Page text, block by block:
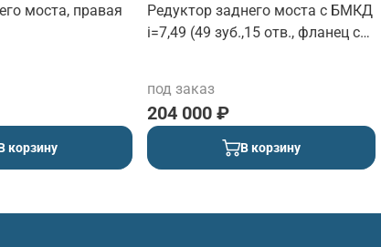
моста, правая
корзину
Редуктор заднего моста с БМКД
i=7,49 (49 зуб.,15 отв., фланец с
под заказ
204 000 ₽
В корзину